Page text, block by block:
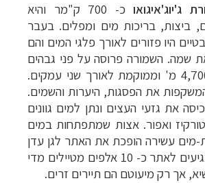
ג'יוג'איגואו כ- ק"מר והיא
, ביצות, בריכות מים ומפלים. בעבר
היו פזורים לאורך פלגי המים והם
שמה. השמורה פרוסה על פני גבהים
,7 מ' וממוקמת לאורך שני עמקים.
את הפסגות, היערות והשמים.
כיסה את גזעי העצים ונתן למים גוונים
טורקיז ואפור.אצות שמתפתחות במים
מים עשירה הופכת את האתר לגן עדן
לאתר כ- אלפים מטיילים מדי
אך רק מיעוטם הם תיירים זרים.